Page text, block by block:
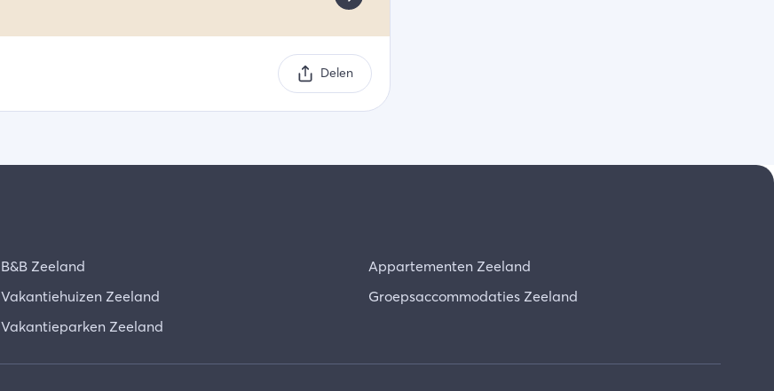
Delen
B&B Zeeland
Vakantiehuizen Zeeland
Vakantieparken Zeeland
Appartementen Zeeland
Groepsaccommodaties Zeeland